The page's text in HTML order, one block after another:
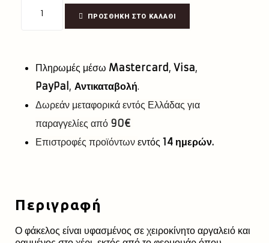
ΠΡΟΣΘΉΚΗ ΣΤΟ ΚΑΛΆΘΙ
Πληρωμές μέσω Mastercard, Visa,
PayPal , Αντικαταβολή.
Δωρεάν μεταφορικά εντός Ελλάδας για
παραγγελίες από 90€
Επιστροφές προϊόντων εντός 14 ημερών.
Περιγραφή
Ο φάκελος είναι υφασμένος σε χειροκίνητο αργαλειό και